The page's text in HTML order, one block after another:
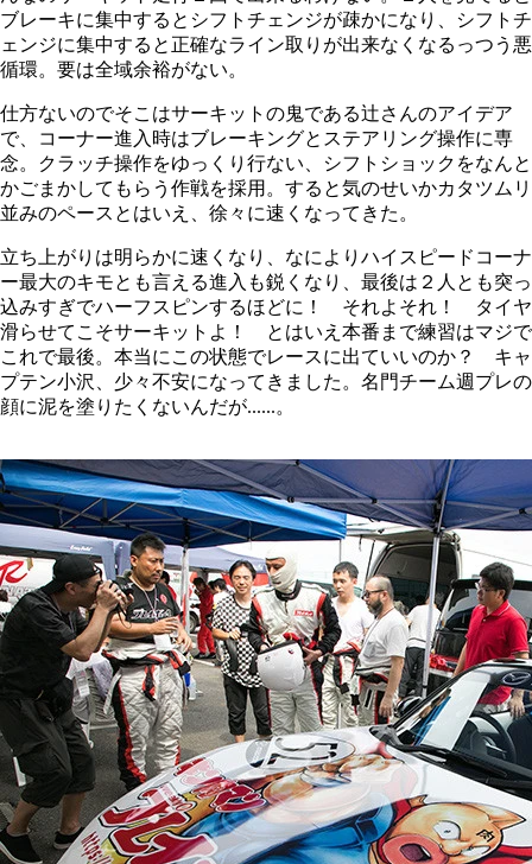
ブレーキに集中するとシフトチェンジが疎かになり、シフトチ
ェンジに集中すると正確なライン取りが出来なくなるっつう悪
循環。要は全域余裕がない。
仕方ないのでそこはサーキットの鬼である辻さんのアイデア
で、コーナー進入時はブレーキングとステアリング操作に専
念。クラッチ操作をゆっくり行ない、シフトショックをなんと
かごまかしてもらう作戦を採用。すると気のせいかカタツムリ
並みのペースとはいえ、徐々に速くなってきた。
立ち上がりは明らかに速くなり、なによりハイスピードコーナ
ー最大のキモとも言える進入も鋭くなり、最後は２人とも突っ
込みすぎでハーフスピンするほどに！ それよそれ！ タイヤ
滑らせてこそサーキットよ！ とはいえ本番まで練習はマジで
これで最後。本当にこの状態でレースに出ていいのか？ キャ
プテン小沢、少々不安になってきました。名門チーム週プレの
顔に泥を塗りたくないんだが......。